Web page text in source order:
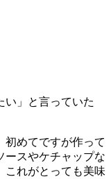
い」と言っていた
初めてですが作って
ースやケチャップな
これがとっても美味